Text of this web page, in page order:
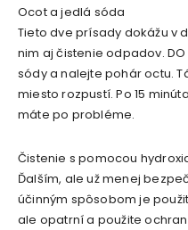
Ocot a jedlá sóda
Tieto dve prísady dokážu v
nim aj čistenie odpadov.
sódy a nalejte pohár octu.
miesto rozpustí. Po 15
máte po probléme.
Čistenie s pomocou
Ďalším, ale už menej
účinným spôsobom je
ale opatrní a použite